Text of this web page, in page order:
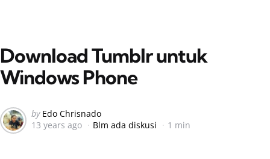
Download Tumblr untuk
Windows Phone
Posted
by
by Edo Chrisnado
13 years ago
Blm ada diskusi 1 min